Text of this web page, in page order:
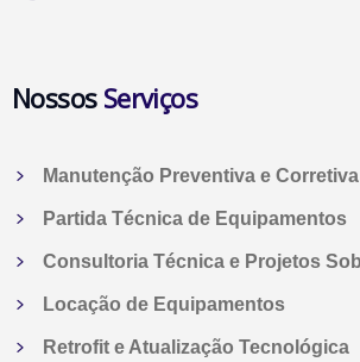
Nossos Serviços
Manutenção Preventiva e Corretiva
Partida Técnica de Equipamentos
Consultoria Técnica e Projetos
Locação de Equipamentos
Retrofit e Atualização Tecnológica